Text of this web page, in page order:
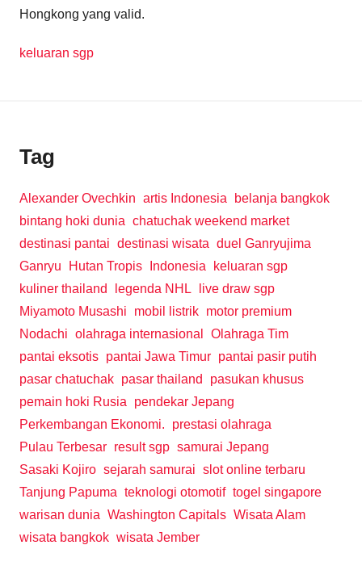
Hongkong yang valid.
keluaran sgp
Tag
Alexander Ovechkin artis Indonesia
belanja bangkok
bintang hoki dunia chatuchak weekend market
destinasi pantai destinasi wisata duel Ganryujima
Ganryu
Hutan Tropis Indonesia
keluaran sgp
kuliner thailand
legenda NHL
live draw sgp
Miyamoto Musashi
mobil listrik motor premium
Nodachi olahraga internasional
Olahraga Tim
pantai eksotis pantai Jawa Timur pantai pasir putih
pasar chatuchak pasar thailand
pasukan khusus
pemain hoki Rusia
pendekar Jepang
Perkembangan Ekonomi.
prestasi olahraga
Pulau Terbesar result sgp samurai Jepang
Sasaki Kojiro sejarah samurai slot online terbaru
Tanjung Papuma teknologi otomotif togel singapore
warisan dunia Washington Capitals Wisata Alam
wisata bangkok wisata Jember